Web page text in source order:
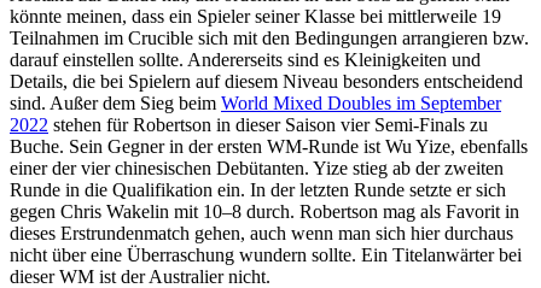
könnte meinen, dass ein Spieler seiner Klasse bei mittlerweile 19
Teilnahmen im Crucible sich mit den Bedingungen arrangieren bzw.
darauf einstellen sollte. Andererseits sind es Kleinigkeiten und
Details, die bei Spielern auf diesem Niveau besonders entscheidend
sind. Außer dem Sieg beim World Mixed Doubles im September
2022 stehen für Robertson in dieser Saison vier Semi-Finals zu
Buche. Sein Gegner in der ersten WM-Runde ist Wu Yize, ebenfalls
einer der vier chinesischen Debütanten. Yize stieg ab der zweiten
Runde in die Qualifikation ein. In der letzten Runde setzte er sich
gegen Chris Wakelin mit 10–8 durch. Robertson mag als Favorit in
dieses Erstrundenmatch gehen, auch wenn man sich hier durchaus
nicht über eine Überraschung wundern sollte. Ein Titelanwärter bei
dieser WM ist der Australier nicht.